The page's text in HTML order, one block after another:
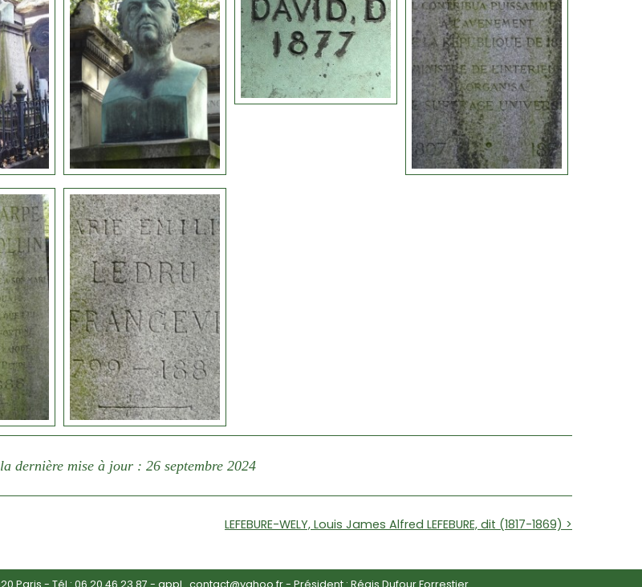
dernière mise à jour : 26 septembre 2024
LEFEBURE-WELY, Louis James Alfred LEFEBURE, dit (1817-1869) >
Paris - Tél : 06 20 46 23 87 - appl_contact@yahoo.fr- Président : Régis Dufour Forrestier